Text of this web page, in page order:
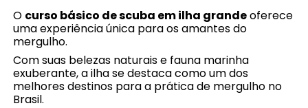
O curso básico de scuba em ilha grandeoferece
uma experiência única para os amantes do
mergulho.
Com suas belezas naturais e fauna marinha
exuberante, a ilha se destaca como um dos
melhores destinos para a prática de mergulho no
Brasil.